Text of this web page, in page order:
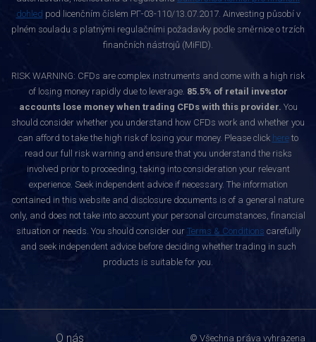
dohled pod licenčním číslem РГ-03-110/13.07.2017. Ainvesting působí v
plném souladu s platnými regulačními požadavky podle směrnice o trzích
finančních nástrojů (MiFID).
RISK WARNING: CFDs are complex instruments and come with a high risk
of losing money rapidly due to leverage. 85.5% of retail investor
accounts lose money when trading CFDs with this provider. You
should consider whether you understand how CFDs work and whether you
can afford to take the high risk of losing your money. Please click hereto
read our full risk warning and ensure that you understand the risks
involved prior to proceeding, taking into consideration your relevant
experience. Seek independent advice if necessary. The information
contained in this website and disclosure documents is of a general nature
only, and does not take into account your personal circumstances, financial
situation or needs. You should consider our Terms & Conditions carefully
and seek independent advice before deciding whether trading in such
products is suitable for you.
O nás © Všechna práva vyhrazena